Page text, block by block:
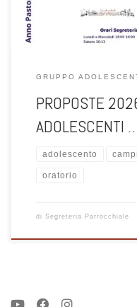
GRUPPO
PROPOSTE
ADOLESCENTI
adolescento
oratorio
di Segreteria Parrocchiale